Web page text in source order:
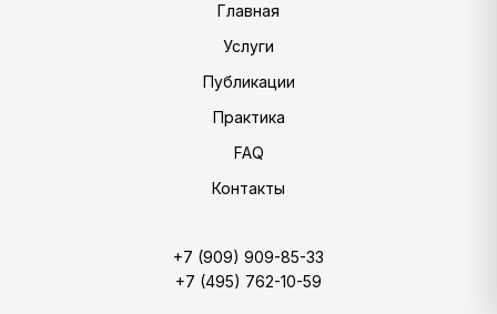
Главная
Услуги
Публикации
Практика
FAQ
Контакты
+7 (909) 909-85-33
+7 (495) 762-10-59